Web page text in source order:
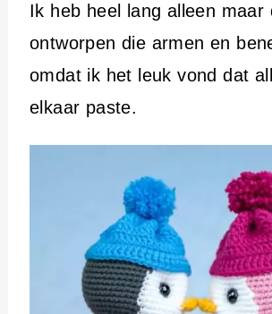
Ik heb heel lang alleen maar
ontworpen die armen en
omdat ik het leuk vond dat
elkaar paste.